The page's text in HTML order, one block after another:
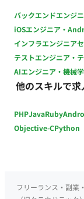
バックエンドエンジ
iOSエンジニア・
インフラエンジニア
テストエンジニア・
AIエンジニア・機械
他のスキルで
PHPJavaRuby
Objective-CPython
フリーランス・副業